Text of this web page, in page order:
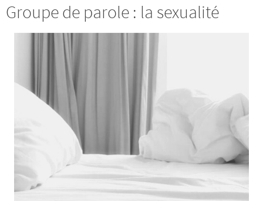
Groupe de parole : la sexualité